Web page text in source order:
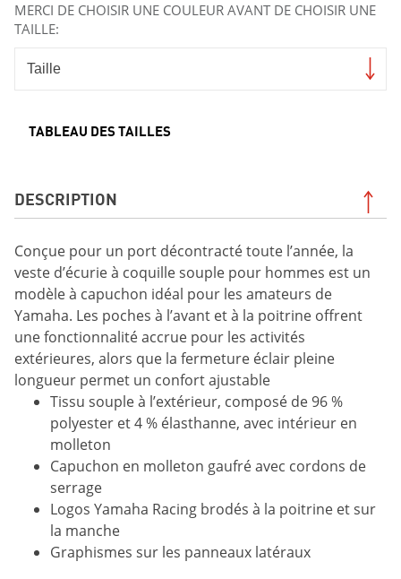
MERCI DE CHOISIR UNE COULEUR AVANT DE CHOISIR UNE
TAILLE:
TABLEAU DES TAILLES
DESCRIPTION
Conçue pour un port décontracté toute l’année, la
veste d’écurie à coquille souple pour hommes est un
modèle à capuchon idéal pour les amateurs de
Yamaha. Les poches à l’avant et à la poitrine offrent
une fonctionnalité accrue pour les activités
extérieures, alors que la fermeture éclair pleine
longueur permet un confort ajustable
Tissu souple à l’extérieur, composé de 96 %
polyester et 4 % élasthanne, avec intérieur en
molleton
Capuchon en molleton gaufré avec cordons de
serrage
Logos Yamaha Racing brodés à la poitrine et sur
la manche
Graphismes sur les panneaux latéraux